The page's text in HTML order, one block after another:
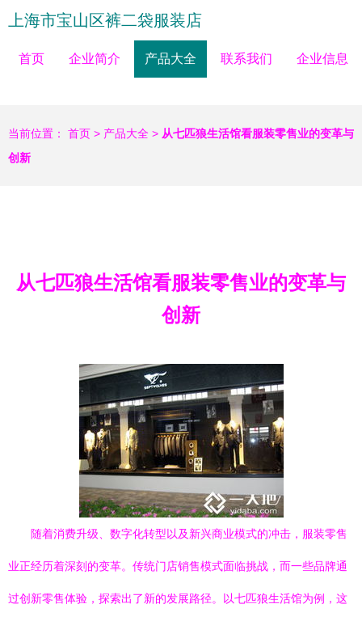
上海市宝山区裤二袋服装店
首页 企业简介 产品大全 联系我们 企业信息
当前位置： 首页 > 产品大全 > 从七匹狼生活馆看服装零售业的变革与
创新
从七匹狼生活馆看服装零售业的变革与
创新
随着消费升级、数字化转型以及新兴商业模式的冲击，服装零售
业正经历着深刻的变革。传统门店销售模式面临挑战，而一些品牌通
过创新零售体验，探索出了新的发展路径。以七匹狼生活馆为例，这